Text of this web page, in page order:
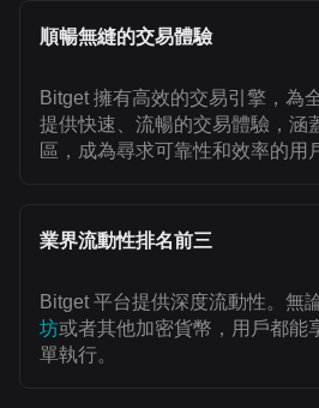
順暢無縫的交易體驗
Bitget 擁有高效的交易引擎，為
提供快速、流暢的交易體驗，涵
區，成為尋求可靠性和效率的用
業界流動性排名前三
Bitget 平台提供深度流動性。無
坊或者其他加密貨幣，用戶都能
單執行。